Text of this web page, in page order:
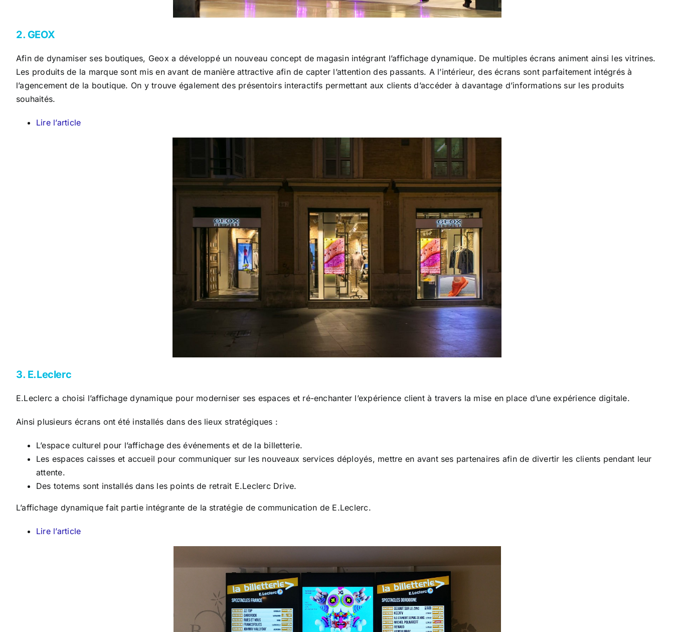
2. GEOX
Afin de dynamiser ses boutiques, Geox a développé un nouveau concept de magasin intégrant l’affichage dynamique. De multiples écrans animent ainsi les vitrines.
Les produits de la marque sont mis en avant de manière attractive afin de capter l’attention des passants. A l’intérieur, des écrans sont parfaitement intégrés à
l’agencement de la boutique. On y trouve également des présentoirs interactifs permettant aux clients d’accéder à davantage d’informations sur les produits
souhaités.
Lire l’article
3. E.Leclerc
E.Leclerc a choisi l’affichage dynamique pour moderniser ses espaces et ré-enchanter l’expérience client à travers la mise en place d’une expérience digitale.
Ainsi plusieurs écrans ont été installés dans des lieux stratégiques :
L’espace culturel pour l’affichage des événements et de la billetterie.
Les espaces caisses et accueil pour communiquer sur les nouveaux services déployés, mettre en avant ses partenaires afin de divertir les clients pendant leur
attente.
Des totems sont installés dans les points de retrait E.Leclerc Drive.
L’affichage dynamique fait partie intégrante de la stratégie de communication de E.Leclerc.
Lire l’article